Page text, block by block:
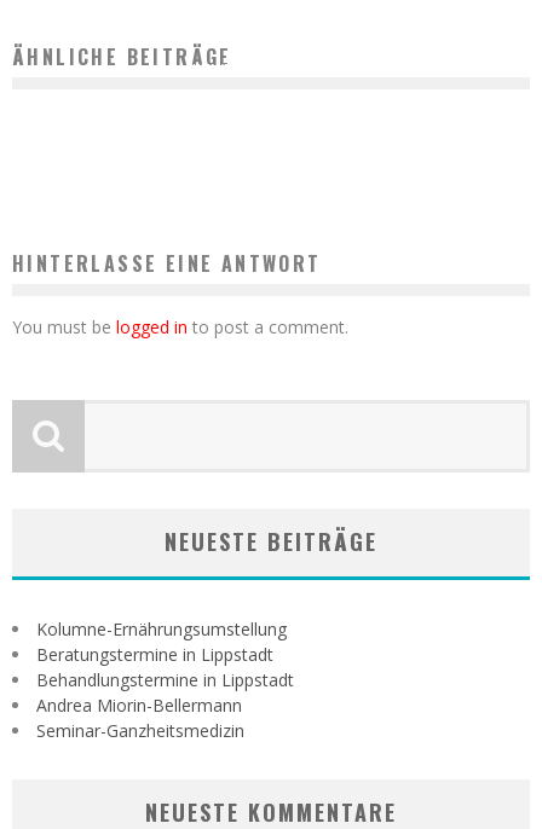
ÄHNLICHE BEITRÄGEHEILKRAFT DER BEWEGUNG
HINTERLASSE EINE ANTWORT
You must be logged in to post a comment.
NEUESTE BEITRÄGE
Kolumne-Ernährungsumstellung
Beratungstermine in Lippstadt
Behandlungstermine in Lippstadt
Andrea Miorin-Bellermann
Seminar-Ganzheitsmedizin
NEUESTE KOMMENTARE